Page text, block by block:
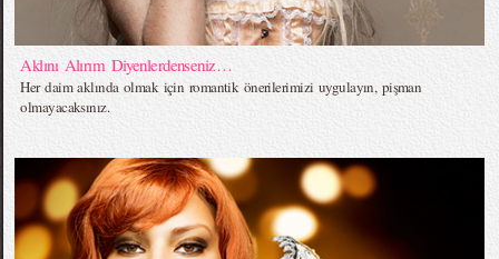
Aklını Alırım Diyenlerdenseniz…
Her daim aklında olmak için romantik önerilerimizi uygulayın, pişman
olmayacaksınız.